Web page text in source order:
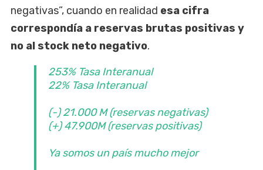
negativas”, cuando en realidad esa cifra
correspondía a reservas brutas positivas y
no al stock neto negativo.
253% Tasa Interanual
22% Tasa Interanual
(-) 21.000 M (reservas negativas)
(+) 47.900M (reservas positivas)
Ya somos un país mucho mejor